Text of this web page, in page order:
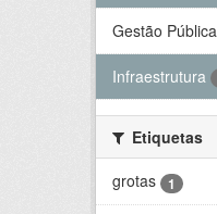
Gestão Pública
Infraestrutura
Etiquetas
grotas
1